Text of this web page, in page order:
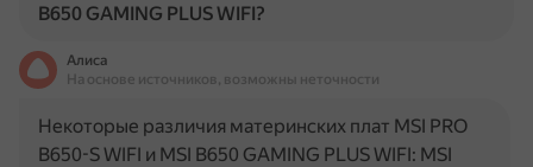
B650 GAMING PLUS WIFI?
Алиса
На основе источников, возможны неточности
Некоторые различия материнских плат MSI PRO
B650-S WIFI и MSI B650 GAMING PLUS WIFI: MSI